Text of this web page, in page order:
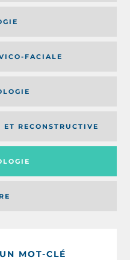
FACIALE
RECONSTRUCTIVE
MOT-CLÉ